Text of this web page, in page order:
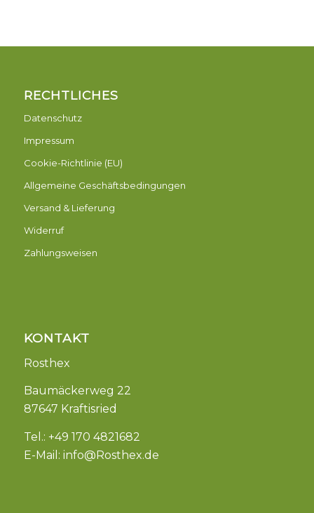
RECHTLICHES
Datenschutz
Impressum
Cookie-Richtlinie (EU)
Allgemeine Geschäftsbedingungen
Versand & Lieferung
Widerruf
Zahlungsweisen
KONTAKT
Rosthex
Baumäckerweg 22
87647 Kraftisried
Tel.: +49 170 4821682
E-Mail: info@Rosthex.de